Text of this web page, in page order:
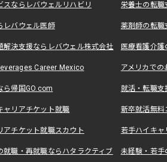
スならレバウェルリハビリ 栄養士の転
レバウェル医師 薬剤師の転
解決支援ならレバウェル株式会社 医療看護介
Career Mexico アメリカで
ら帰国GO.com 就活・転職
ャリアチケット就職 新卒就活無料
アチケット就職スカウト 若手ハイキ
就職・再就職ならハタラクティブ 未経験・若手